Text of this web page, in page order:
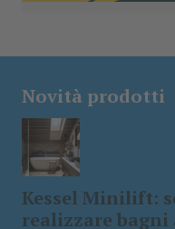
Novità prodotti
Kessel Minilift:
realizzare bagni